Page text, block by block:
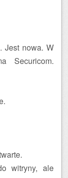
nowa. W
Securicom.
witryny, ale